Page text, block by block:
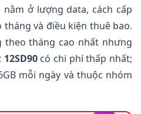
hạn 1 năm không?
ký
ở lượng data, cách cấp
và điều kiện thuê bao.
theo tháng cao nhất nhưng
12SD90có chi phí thấp nhất;
mỗi ngày và thuộc nhóm